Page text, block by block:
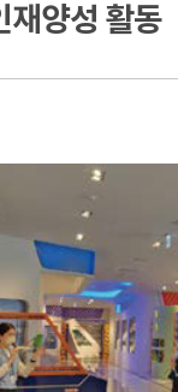
재양성 활동